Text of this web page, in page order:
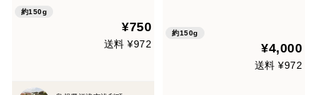
約150g
¥750
送料 ¥972
約150g
¥4,000
送料 ¥972